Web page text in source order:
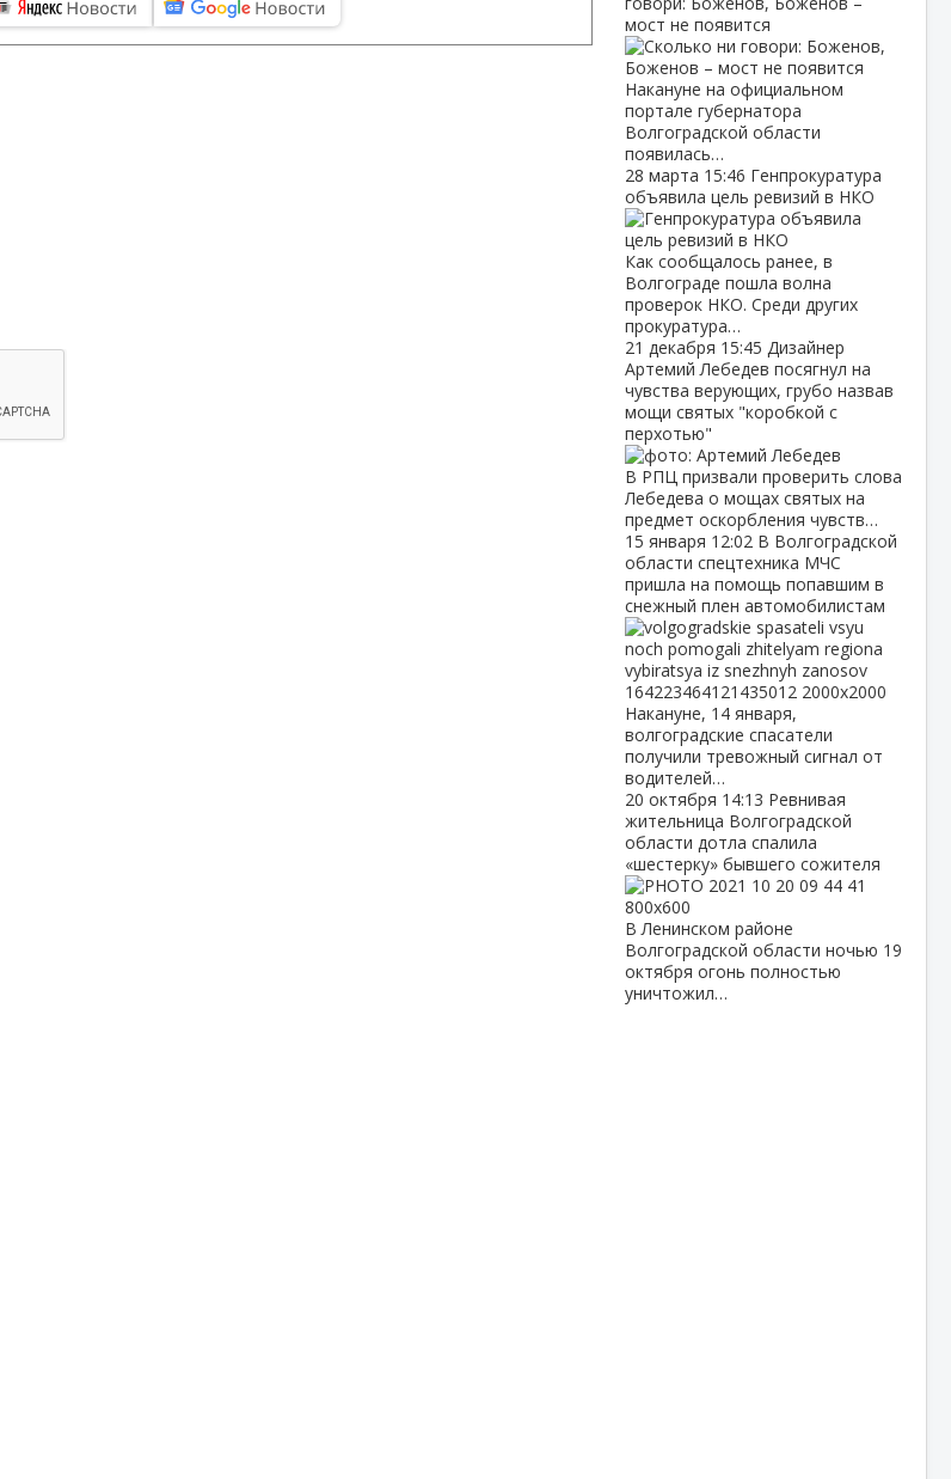
мост не появится
Накануне на официальном
портале губернатора
Волгоградской области
появилась…
28 марта 15:46 Генпрокуратура
объявила цель ревизий в НКО
Как сообщалось ранее, в
Волгограде пошла волна
проверок НКО. Среди других
прокуратура…
21 декабря 15:45 Дизайнер
Артемий Лебедев посягнул на
чувства верующих, грубо назвав
мощи святых "коробкой с
перхотью"
В РПЦ призвали проверить слова
Лебедева о мощах святых на
предмет оскорбления чувств…
15 января 12:02 В Волгоградской
области спецтехника МЧС
пришла на помощь попавшим в
снежный плен автомобилистам
Накануне, 14 января,
волгоградские спасатели
получили тревожный сигнал от
водителей…
20 октября 14:13 Ревнивая
жительница Волгоградской
области дотла спалила
«шестерку» бывшего сожителя
В Ленинском районе
Волгоградской области ночью 19
октября огонь полностью
уничтожил…